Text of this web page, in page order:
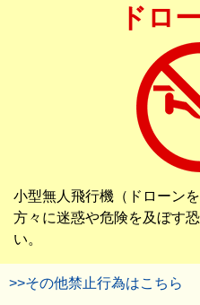
ドロ
小型無人飛行機（ドローン
方々に迷惑や危険を及ぼす
い。
>>その他禁止行為はこちら